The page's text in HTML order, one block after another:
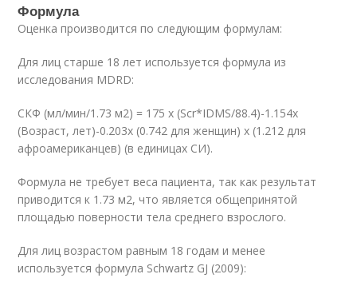
Формула
Оценка производится по следующим формулам:
Для лиц старше 18 лет используется формула из
исследования MDRD:
СКФ (мл/мин/1.73 м2) = 175 x (Scr*IDMS/88.4)-1.154x
(Возраст, лет)-0.203x (0.742 для женщин) x (1.212 для
афроамериканцев) (в единицах СИ).
Формула не требует веса пациента, так как результат
приводится к 1.73 м2, что является общепринятой
площадью поверности тела среднего взрослого.
Для лиц возрастом равным 18 годам и менее
используется формула Schwartz GJ (2009):